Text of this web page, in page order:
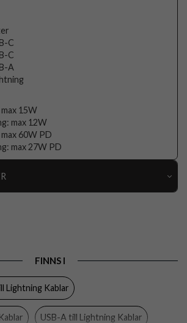
C
C
A
15W
max 12W
60W PD
max 27W PD
USBC4IN1BK
FINNS I
Lightning Kablar
USB-A till Lightning Kablar